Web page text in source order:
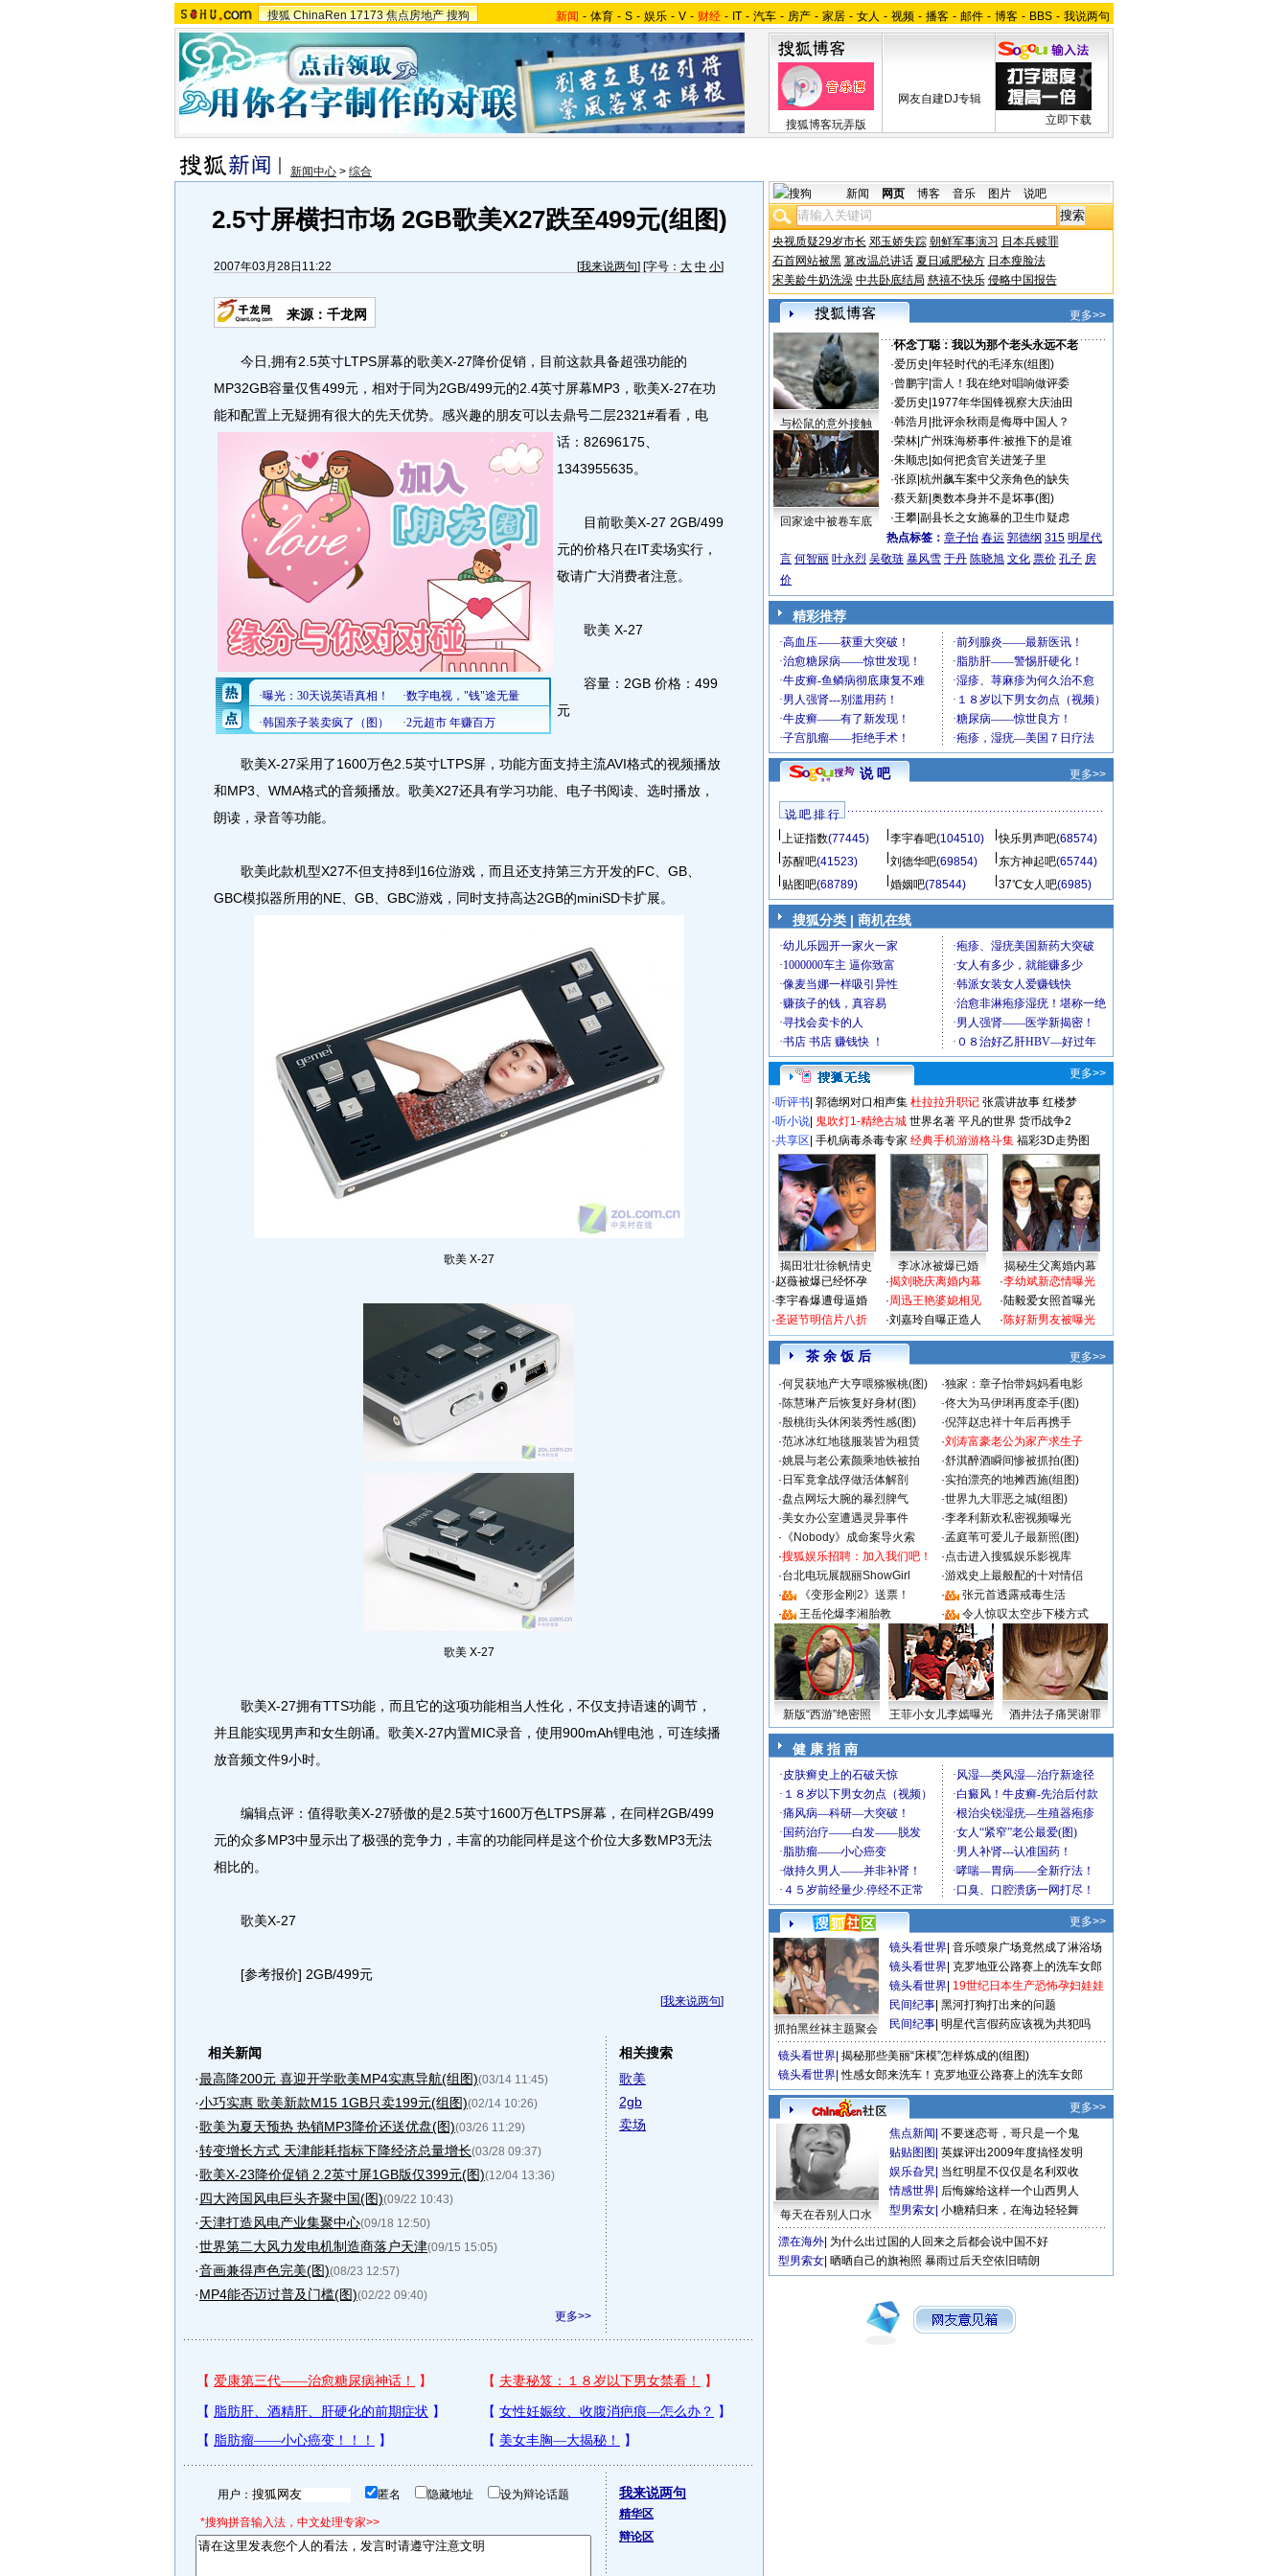
搜狐 ChinaRen 17173 焦点房地产 搜狗 新闻 - 体育 - S - 娱乐 - V - 财经 - IT - 汽车 - 房产 - 家居 - 女人 - 视频 - 播客 - 邮件 - 博客 - BBS - 我说两句
搜狐博客玩弄版
网友自建DJ专辑
立即下载
新闻中心 > 综合
2.5寸屏横扫市场 2GB歌美X27跌至499元(组图)
2007年03月28日11:22 [我来说两句] [字号： 大 中 小]
来源：千龙网
今日,拥有2.5英寸LTPS屏幕的歌美X-27降价促销，目前这款具备超强功能的
MP32GB容量仅售499元，相对于同为2GB/499元的2.4英寸屏幕MP3，歌美X-27在功
能和配置上无疑拥有很大的先天优势。 感兴趣的朋友可以去鼎号二层2321#看看，电
话：82696175、
1343955635。
目前歌美X-27 2GB/499
元的价格只在IT卖场实行，
敬请广大消费者注意。
歌美 X-27
容量：2GB 价格：499
元
歌美X-27采用了1600万色2.5英寸LTPS屏，功能方面支持主流AVI格式的视频播放
和MP3、WMA格式的音频播放。歌美X27还具有学习功能、电子书阅读、选时播放，
朗读，录音等功能。
歌美此款机型X27不但支持8到16位游戏，而且还支持第三方开发的FC、GB、
GBC模拟器所用的NE、GB、GBC游戏，同时支持高达2GB的miniSD卡扩展。
歌美 X-27
歌美 X-27
歌美X-27拥有TTS功能，而且它的这项功能相当人性化，不仅支持语速的调节，
并且能实现男声和女生朗诵。歌美X-27内置MIC录音，使用900mAh锂电池，可连续播
放音频文件9小时。
编辑点评：值得歌美X-27骄傲的是2.5英寸1600万色LTPS屏幕，在同样2GB/499
元的众多MP3中显示出了极强的竞争力，丰富的功能同样是这个价位大多数MP3无法
相比的。
歌美X-27
[参考报价] 2GB/499元
[我来说两句]
相关新闻
·最高降200元 喜迎开学歌美MP4实惠导航(组图)(03/14 11:45)
·小巧实惠 歌美新款M15 1GB只卖199元(组图)(02/14 10:26)
·歌美为夏天预热 热销MP3降价还送优盘(图)(03/26 11:29)
·转变增长方式 天津能耗指标下降经济总量增长(03/28 09:37)
·歌美X-23降价促销 2.2英寸屏1GB版仅399元(图)(12/04 13:36)
·四大跨国风电巨头齐聚中国(图)(09/22 10:43)
·天津打造风电产业集聚中心(09/18 12:50)
·世界第二大风力发电机制造商落户天津(09/15 15:05)
·音画兼得声色完美(图)(08/23 12:57)
·MP4能否迈过普及门槛(图)(02/22 09:40)
更多>>
相关搜索
歌美
2gb
卖场
用户： 匿名 隐藏地址 设为辩论话题
*搜狗拼音输入法，中文处理专家>>
我来说两句
精华区
辩论区
新闻 网页 博客 音乐 图片 说吧
央视质疑29岁市长 邓玉娇失踪 朝鲜军事演习 日本兵赎罪
石首网站被黑 篡改温总讲话 夏日减肥秘方 日本瘦脸法
宋美龄牛奶洗澡 中共卧底结局 慈禧不快乐 侵略中国报告
更多>>
与松鼠的意外接触
回家途中被卷车底
·怀念丁聪：我以为那个老头永远不老
·爱历史 年轻时代的毛泽东(组图)
·曾鹏宇| 雷人！我在绝对唱响做评委
·爱历史 1977年华国锋视察大庆油田
·韩浩月 批评余秋雨是侮辱中国人？
·荣林| 广州珠海桥事件:被推下的是谁
·朱顺忠 如何把贪官关进笼子里
·张原| 杭州飙车案中父亲角色的缺失
·蔡天新| 奥数本身并不是坏事(图)
·王攀| 副县长之女施暴的卫生巾疑虑
热点标签： 章子怡 春运 郭德纲 315 明星代
言 何智丽 叶永烈 吴敬琏 暴风雪 于丹 陈晓旭 文化 票价 孔子 房
价
精彩推荐
说 吧 更多>>
说 吧 排 行
上证指数(77445) 李宇春吧(104510) 快乐男声吧(68574)
苏醒吧(41523) 刘德华吧(69854) 东方神起吧(65744)
贴图吧(68789) 婚姻吧(78544) 37℃女人吧(6985)
搜狐分类 | 商机在线
更多>>
·听评书 郭德纲对口相声集 杜拉拉升职记 张震讲故事 红楼梦
·听小说 鬼吹灯1-精绝古城 世界名著 平凡的世界 货币战争2
·共享区 手机病毒杀毒专家 经典手机游游格斗集 福彩3D走势图
揭田壮壮徐帆情史 李冰冰被爆已婚
揭秘生父离婚内幕
·赵薇被爆已经怀孕
·李宇春爆遭母逼婚
·圣诞节明信片八折
·揭刘晓庆离婚内幕
·周迅王艳婆媳相见
·刘嘉玲自曝正造人
·李幼斌新恋情曝光
·陆毅爱女照首曝光
·陈好新男友被曝光
茶 余 饭 后
更多>>
·何炅获地产大亨喂猕猴桃(图) ·独家：章子怡带妈妈看电影
·陈慧琳产后恢复好身材(图) ·佟大为马伊琍再度牵手(图)
·殷桃街头休闲装秀性感(图) ·倪萍赵忠祥十年后再携手
·范冰冰红地毯服装皆为租赁 ·刘涛富豪老公为家产求生子
·姚晨与老公素颜乘地铁被拍 ·舒淇醉酒瞬间惨被抓拍(图)
· 日军竟拿战俘做活体解剖 ·实拍漂亮的地摊西施(组图)
·盘点网坛大腕的暴烈脾气 ·世界九大罪恶之城(组图)
·美女办公室遭遇灵异事件 ·李孝利新欢私密视频曝光
· 《Nobody》成命案导火索 ·孟庭苇可爱儿子最新照(图)
·搜狐娱乐招聘：加入我们吧！ ·点击进入搜狐娱乐影视库
·台北电玩展靓丽ShowGirl ·游戏史上最般配的十对情侣
·
《变形金刚2》送票！ ·
张元首透露戒毒生活
·
王岳伦爆李湘胎教 · 令人惊叹太空步下楼方式
新版“西游”绝密照 王菲小女儿李嫣曝光 酒井法子痛哭谢罪
健 康 指 南
更多>>
抓拍黑丝袜主题聚会
镜头看世界 音乐喷泉广场竟然成了淋浴场
镜头看世界 克罗地亚公路赛上的洗车女郎
镜头看世界 19世纪日本生产恐怖孕妇娃娃
民间纪事 黑河打狗打出来的问题
民间纪事 明星代言假药应该视为共犯吗
镜头看世界 揭秘那些美丽“床模”怎样炼成的(组图)
镜头看世界 性感女郎来洗车！克罗地亚公路赛上的洗车女郎
更多>>
每天在吞别人口水
焦点新闻 不要迷恋哥，哥只是一个鬼
贴贴图图 英媒评出2009年度搞怪发明
娱乐旮旯 当红明星不仅仅是名利双收
情感世界 后悔嫁给这样一个山西男人
型男索女 小糖精归来，在海边轻轻舞
漂在海外 为什么出过国的人回来之后都会说中国不好
型男索女 晒晒自己的旗袍照 暴雨过后天空依旧晴朗